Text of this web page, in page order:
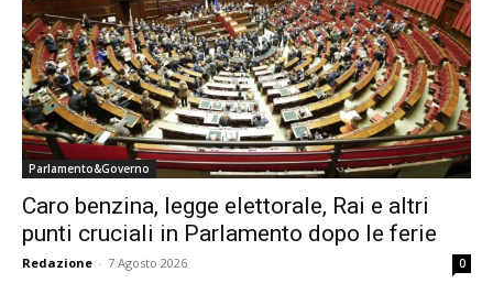
Parlamento&Governo
Caro benzina, legge elettorale, Rai e altri
punti cruciali in Parlamento dopo le ferie
Redazione - 7 Agosto 2026 0